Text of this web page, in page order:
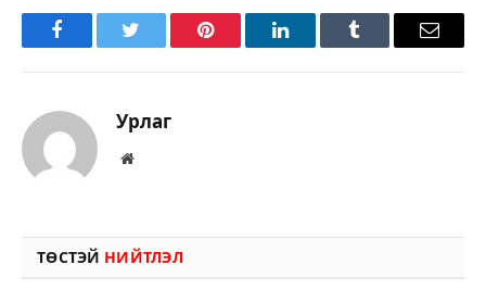
FacebookTwitter Pinterest LinkedInTumblr Имэйл
Урлаг
Вэбсайт
ТӨСТЭЙ НИЙТЛЭЛ